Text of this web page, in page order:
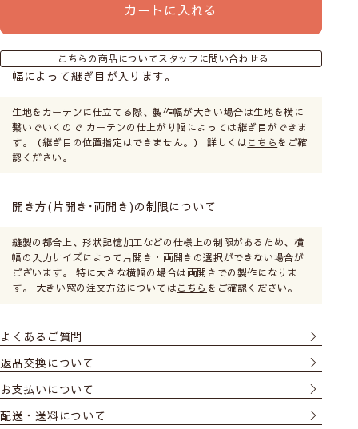
カートに入れる
こちらの商品についてスタッフに問い合わせる
幅によって継ぎ目が入ります。
生地をカーテンに仕立てる際、製作幅が大きい場合は生地を横に
繋いでいくので カーテンの仕上がり幅によっては継ぎ目ができま
す。（継ぎ目の位置指定はできません。） 詳しくはこちら をご確
認ください。
開き方(片開き･両開き)の制限について
縫製の都合上、形状記憶加工などの仕様上の制限があるため、横
幅の入力サイズによって片開き・両開きの選択ができない場合が
ございます。 特に大きな横幅の場合は両開きでの製作になりま
す。 大きい窓の注文方法についてはこちら をご確認ください。
よくあるご質問
返品交換について
お支払いについて
配送・送料について